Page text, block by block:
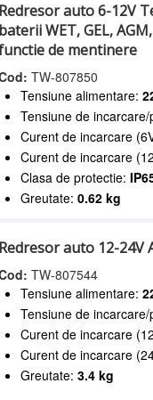
auto 6-12V
WET, GEL,
de mentinere
TW-807850
Tensiune alimentare:
Tensiune de incarcare/
Curent de incarcare
Curent de incarcare
Clasa de protectie:
Greutate:0.62 kg
auto 12-24V
TW-807544
Tensiune alimentare:
Tensiune de incarcare/
Curent de incarcare
Curent de incarcare
Greutate:3.4 kg